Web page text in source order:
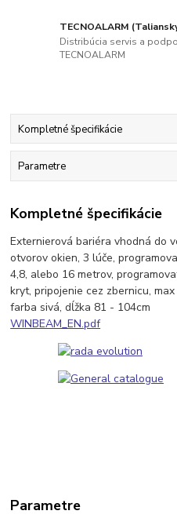
TECNOALARM
Distribúcia servis a
TECNOALARM
Kompletné špecifikácie
Parametre
Kompletné špecifikácie
Externierová bariéra vhodná do
otvorov okien, 3 lúče,
4,8, alebo 16 metrov,
kryt, pripojenie cez zbernicu,
farba sivá, dĺžka 81 - 104cm
WINBEAM_EN.pdf
Parametre